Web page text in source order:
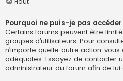
Pourquoi ne puis-je pas
Certains forums peuvent être
groupes d’utilisateurs. Pour
n’importe quelle autre action,
adéquates. Essayez de contacter
administrateur du forum afin de